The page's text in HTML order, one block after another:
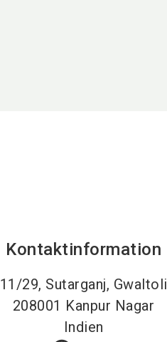
Kontaktinformation
11/29, Sutarganj, Gwaltoli
208001 Kanpur Nagar
Indien